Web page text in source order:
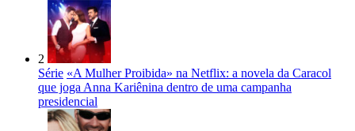
2
Série «A Mulher Proibida» na Netflix: a novela da Caracol
que joga Anna Kariênina dentro de uma campanha
presidencial